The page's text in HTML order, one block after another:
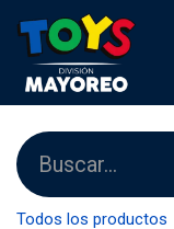
Todos los productos